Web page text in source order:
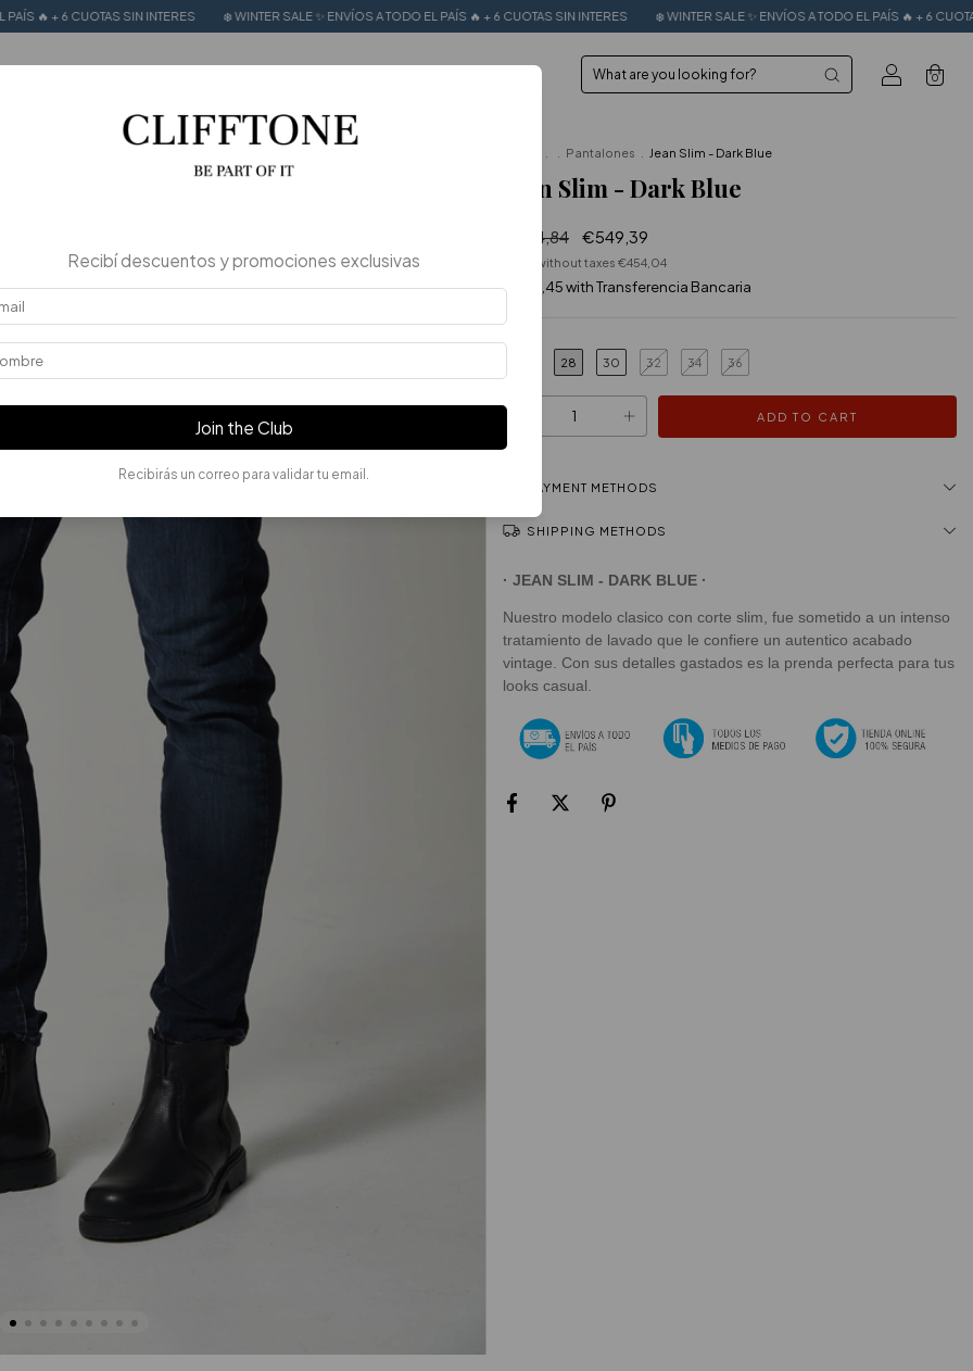
INTERES ❄️ WINTER SALE ✨ ENVÍOS A TODO EL PAÍS 🔥 + 6 CUOTAS SIN INTERES ❄️ WINTER SALE ✨ ENVÍOS A TODO EL PAÍS 🔥 + 6 CUOTAS SIN INTERES
0
Pantalones Jean Slim - Dark Blue
Jean Slim - Dark Blue
€784,84 €549,39
Price without taxes €454,04
€494,45withTransferencia Bancaria
28 30 32 34 36
PAYMENT METHODS
SHIPPING METHODS
· JEAN SLIM - DARK BLUE ·
Nuestro modelo clasico con corte slim, fue sometido a un intenso
tratamiento de lavado que le confiere un autentico acabado
vintage. Con sus detalles gastados es la prenda perfecta para tus
looks casual.
Recibí descuentos y promociones exclusivas
Join the Club
Recibirás un correo para validar tu email.